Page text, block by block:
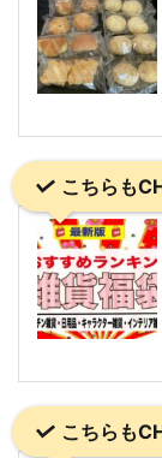
こちらも
こちらも